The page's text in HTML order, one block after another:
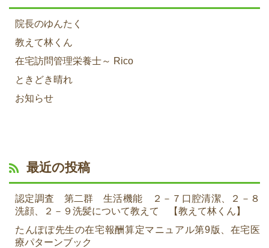
院長のゆんたく
教えて林くん
在宅訪問管理栄養士～ Rico
ときどき晴れ
お知らせ
最近の投稿
認定調査 第二群 生活機能 ２－７口腔清潔、２－８
洗顔、２－９洗髪について教えて 【教えて林くん】
たんぽぽ先生の在宅報酬算定マニュアル第9版、在宅医
療パターンブック